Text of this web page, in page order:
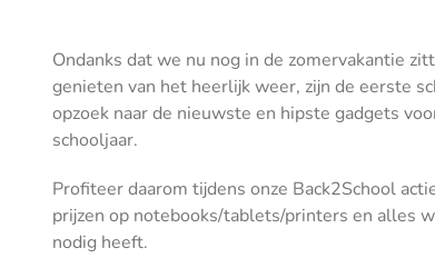
Ondanks dat we nu nog in de zomervakantie
genieten van het heerlijk weer, zijn de eerste
opzoek naar de nieuwste en hipste gadgets
schooljaar.
Profiteer daarom tijdens onze Back2School
prijzen op notebooks/tablets/printers en alles
nodig heeft.